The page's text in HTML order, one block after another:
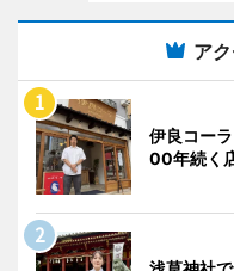
ア
伊良コー
00年続く